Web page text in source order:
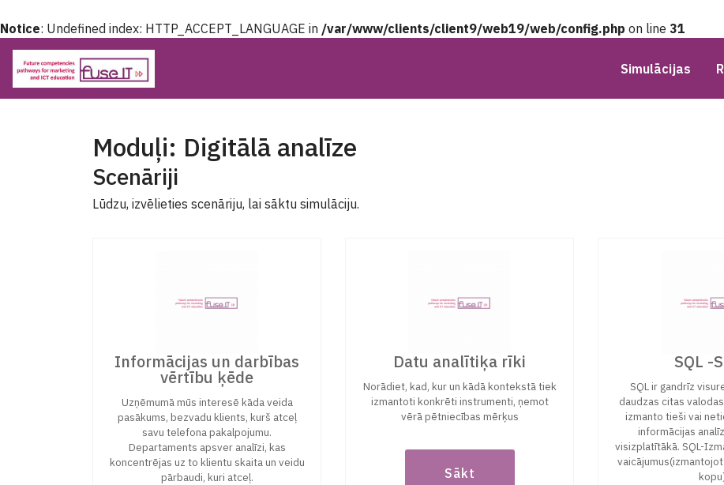
Notice: Undefined index: HTTP_ACCEPT_LANGUAGE in /var/www/clients/client9/web19/web/config.php on line 31
Simulācijas
Moduļi: Digitālā analīze
Scenāriji
Lūdzu, izvēlieties scenāriju, lai sāktu simulāciju.
Informācijas un darbības
vērtību ķēde
Uzņēmumā mūs interesē kāda veida
pasākums, bezvadu klients, kurš atceļ
savu telefona pakalpojumu.
Departaments apsver analīzi, kas
koncentrējas uz to klientu skaita un veidu
pārbaudi, kuri atceļ.
Datu analītiķa rīki
Norādiet, kad, kur un kādā kontekstā tiek
izmantoti konkrēti instrumenti, ņemot
vērā pētniecības mērķus
Sākt
SQL -
SQL ir gandrīz
daudzas citas
izmanto tieši vai
informācijas
visizplatītākā. SQL-